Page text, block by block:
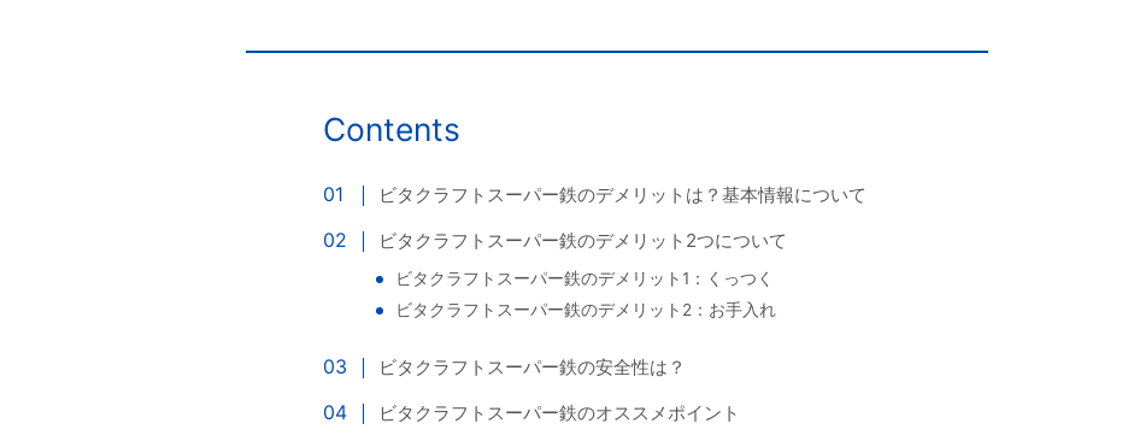
Contents
ビタクラフトスーパー鉄のデメリットは？基本情報について
ビタクラフトスーパー鉄のデメリット2つについて
ビタクラフトスーパー鉄のデメリット1：くっつく
ビタクラフトスーパー鉄のデメリット2：お手入れ
ビタクラフトスーパー鉄の安全性は？
ビタクラフトスーパー鉄のオススメポイント